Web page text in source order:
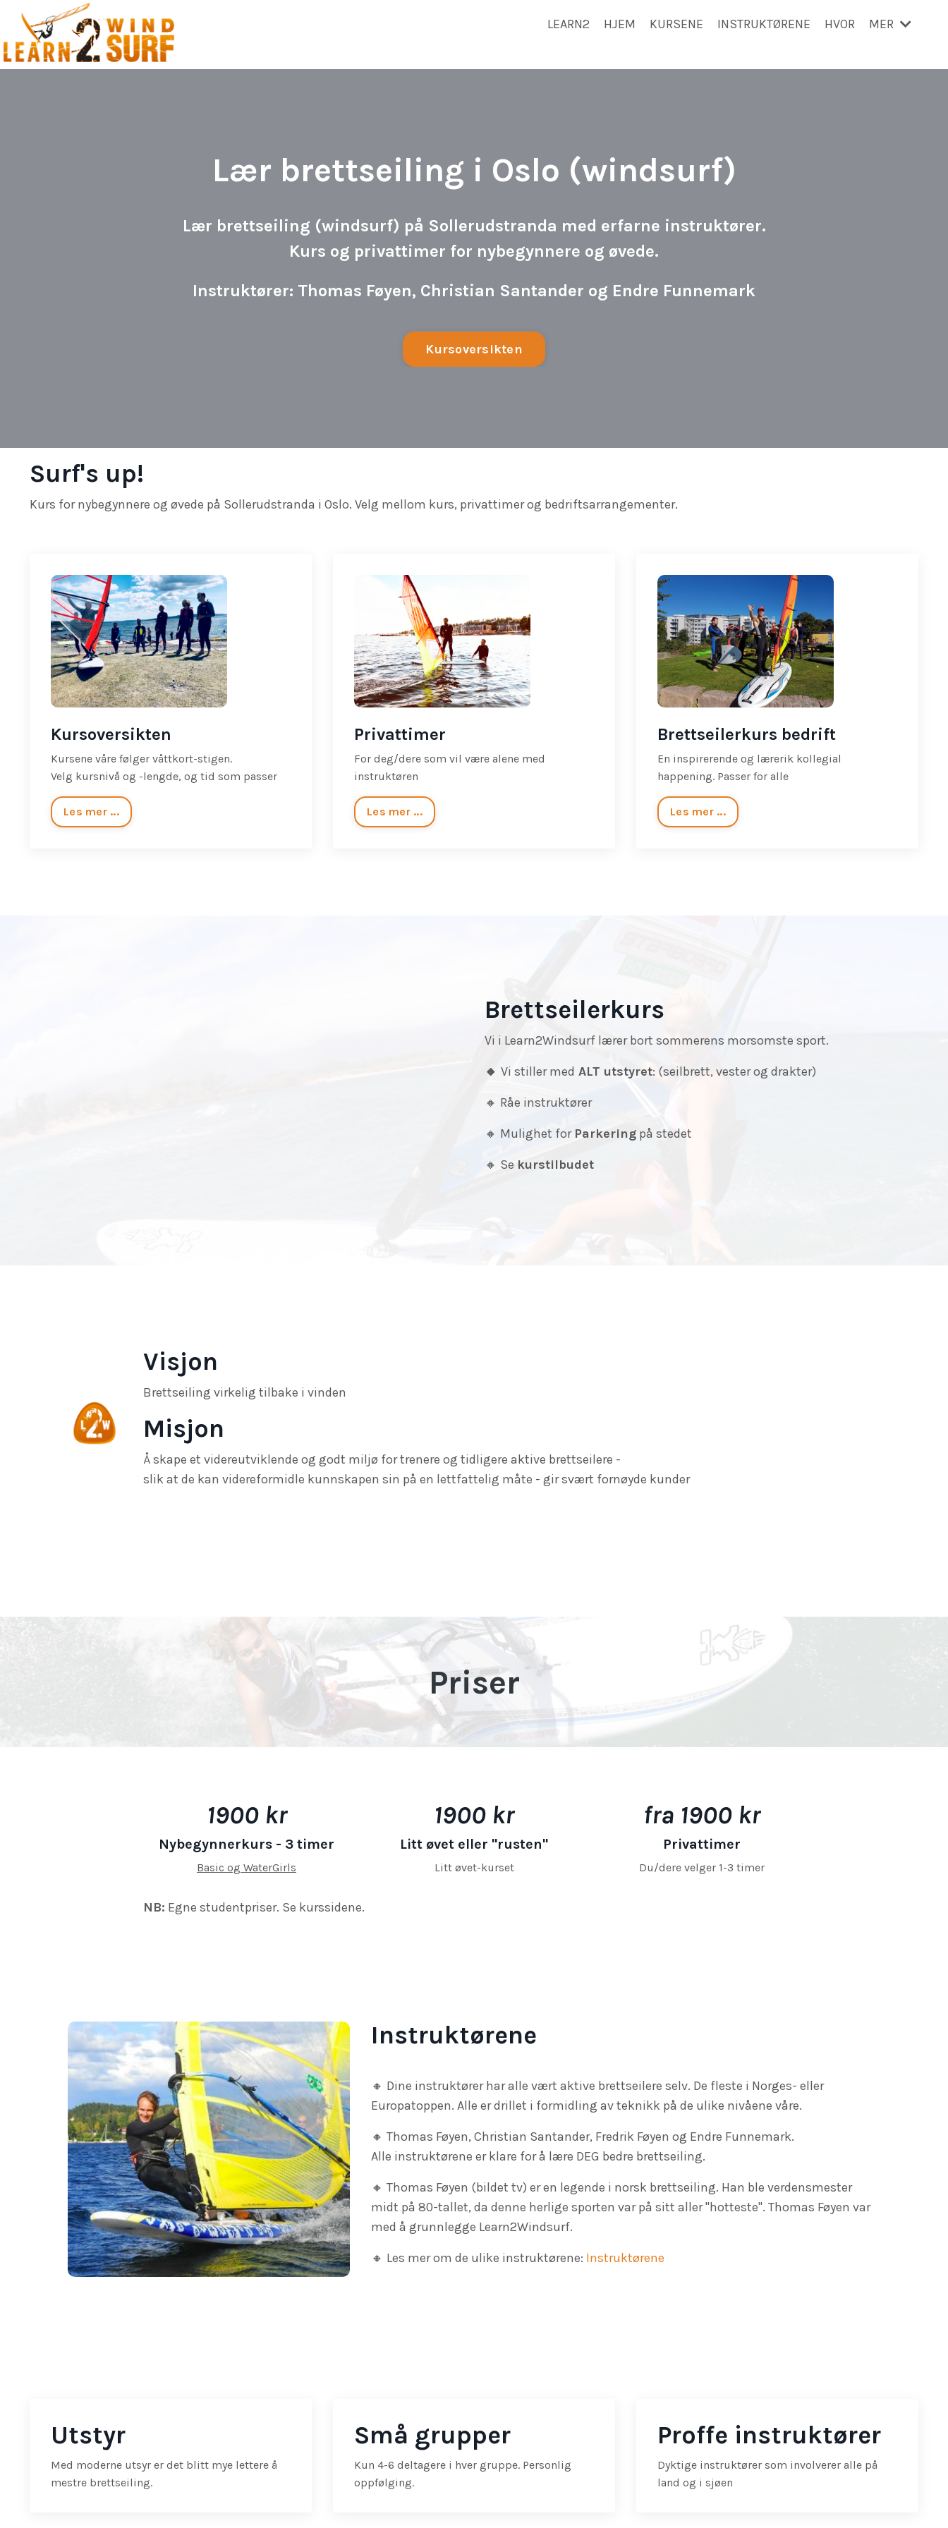
LEARN2 HJEM KURSENE INSTRUKTØRENE HVOR MER
Lær brettseiling i Oslo (windsurf)
Lær brettseiling (windsurf) på Sollerudstranda med erfarne instruktører.
Kurs og privattimer for nybegynnere og øvede.
Instruktører: Thomas Føyen, Christian Santander og Endre Funnemark
Kursoversikten
Surf's up!
Kurs for nybegynnere og øvede på Sollerudstranda i Oslo. Velg mellom kurs, privattimer og bedriftsarrangementer.
Kursoversikten
Kursene våre følger våttkort-stigen.
Velg kursnivå og -lengde, og tid som passer
Les mer ...
Privattimer
For deg/dere som vil være alene med
instruktøren
Les mer ...
Brettseilerkurs bedrift
En inspirerende og lærerik kollegial
happening. Passer for alle
Les mer ...
Brettseilerkurs
Vi i Learn2Windsurf lærer bort sommerens morsomste sport.
🔸 Vi stiller med ALT utstyret: (seilbrett, vester og drakter)
🔸 Råe instruktører
🔸 Mulighet for Parkering på stedet
🔸 Se kurstilbudet
Visjon
Brettseiling virkelig tilbake i vinden
Misjon
Å skape et videreutviklende og godt miljø for trenere og tidligere aktive brettseilere -
slik at de kan videreformidle kunnskapen sin på en lettfattelig måte - gir svært fornøyde kunder
Priser
1900 kr
Nybegynnerkurs - 3 timer
Basic og WaterGirls
1900 kr
Litt øvet eller "rusten"
Litt øvet-kurset
fra 1900 kr
Privattimer
Du/dere velger 1-3 timer
NB: Egne studentpriser. Se kurssidene.
Instruktørene
🔸 Dine instruktører har alle vært aktive brettseilere selv. De fleste i Norges- eller
Europatoppen. Alle er drillet i formidling av teknikk på de ulike nivåene våre.
🔸 Thomas Føyen, Christian Santander, Fredrik Føyen og Endre Funnemark.
Alle instruktørene er klare for å lære DEG bedre brettseiling.
🔸 Thomas Føyen (bildet tv) er en legende i norsk brettseiling. Han ble verdensmester
midt på 80-tallet, da denne herlige sporten var på sitt aller "hotteste". Thomas Føyen var
med å grunnlegge Learn2Windsurf.
🔸 Les mer om de ulike instruktørene: Instruktørene
Utstyr
Med moderne utsyr er det blitt mye lettere å
mestre brettseiling.
Små grupper
Kun 4-6 deltagere i hver gruppe. Personlig
oppfølging.
Proffe instruktører
Dyktige instruktører som involverer alle på
land og i sjøen